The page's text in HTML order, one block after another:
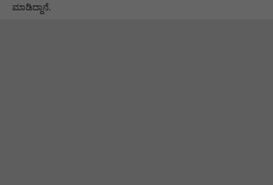
ಮಾಡಿದ್ದಾನೆ.